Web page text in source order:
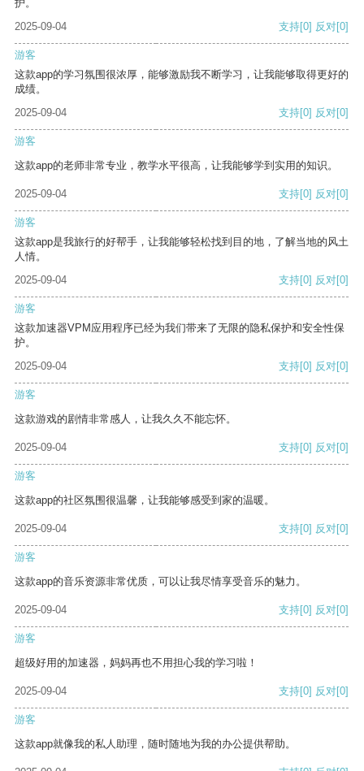
护。
2025-09-04
支持[0] 反对[0]
游客
这款app的学习氛围很浓厚，能够激励我不断学习，让我能够取得更好的
成绩。
2025-09-04
支持[0] 反对[0]
游客
这款app的老师非常专业，教学水平很高，让我能够学到实用的知识。
2025-09-04 支持[0] 反对[0]
游客
这款app是我旅行的好帮手，让我能够轻松找到目的地，了解当地的风土
人情。
2025-09-04
支持[0] 反对[0]
游客
这款加速器VPM应用程序已经为我们带来了无限的隐私保护和安全性保
护。
2025-09-04
支持[0] 反对[0]
游客
这款游戏的剧情非常感人，让我久久不能忘怀。
2025-09-04 支持[0] 反对[0]
游客
这款app的社区氛围很温馨，让我能够感受到家的温暖。
2025-09-04 支持[0] 反对[0]
游客
这款app的音乐资源非常优质，可以让我尽情享受音乐的魅力。
2025-09-04 支持[0] 反对[0]
游客
超级好用的加速器，妈妈再也不用担心我的学习啦！
2025-09-04 支持[0] 反对[0]
游客
这款app就像我的私人助理，随时随地为我的办公提供帮助。